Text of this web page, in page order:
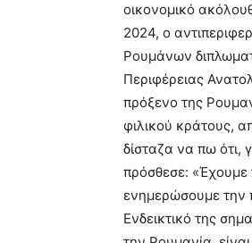
οικονομικό
2024, ο
Ρουμάνων
Περιφέρειας
πρόξενο της
φιλικού κράτους,
δίσταζα να πω ότι,
πρόσθεσε: «Έχουμε
ενημερώσουμε την
Ενδεικτικό της